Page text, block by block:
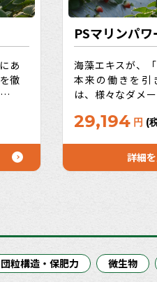
あ
徹
植
改
育
サ
PSマリンパワ
海藻エキスが、「
本来の働きを引
は、様々なダメ
日照不足・多雨・
と光合成を行う
高める、収量・
29,194 円 (
詳細
団粒構造・保肥力 微生物